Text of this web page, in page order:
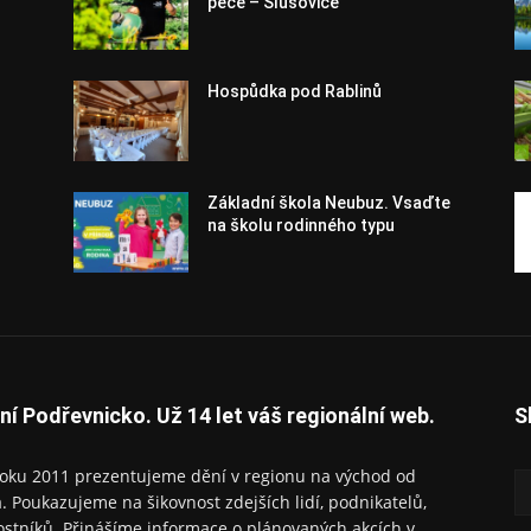
Hospůdka pod Rablinů
Základní škola Neubuz. Vsaďte
na školu rodinného typu
Podřevnicko. Už 14 let váš regionální web.
2011 prezentujeme dění v regionu na východ od
Poukazujeme na šikovnost zdejších lidí, podnikatelů,